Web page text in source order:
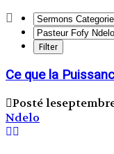
Ce que la
Posté
Ndelo